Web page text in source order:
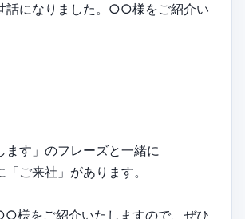
話になりました。○○様をご紹介い
ます」のフレーズと一緒に
ご来社」があります。
様をご紹介いたしますので、ぜひ